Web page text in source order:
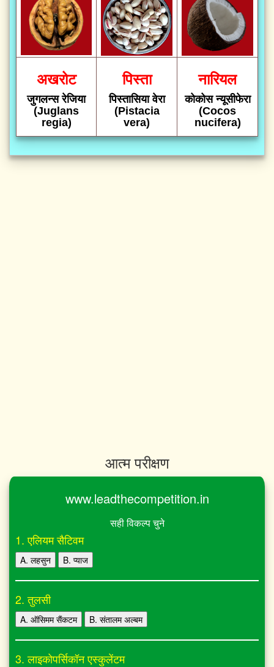
अखरोट
जुगलन्स रेजिया
(Juglans
regia)
पिस्ता
पिस्तासिया वेरा
(Pistacia
vera)
नारियल
कोकोस न्यूसीफेरा
(Cocos
nucifera)
आत्म परीक्षण
www.leadthecompetition.in
सही विकल्प चुने
1. एलियम सैटिवम
A. लहसुन B. प्याज
2. तुलसी
A. ऑसिमम सैंकटम B. संतालम अल्बम
3. लाइकोपर्सिकॉन एस्कुलेंटम